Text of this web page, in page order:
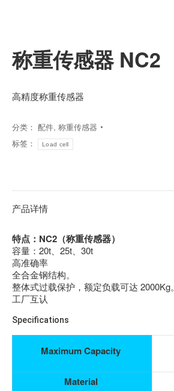
称重传感器 NC2
高精度称重传感器
分类： 配件, 称重传感器
标签：
Load cell
产品详情
特点：NC2（称重传感器）
容量：20t、25t、30t
高准确率
全合金钢结构。
整体式过载保护，额定负载可达 2000Kg。
工厂互认
Specifications
Maximum Capacity
Material